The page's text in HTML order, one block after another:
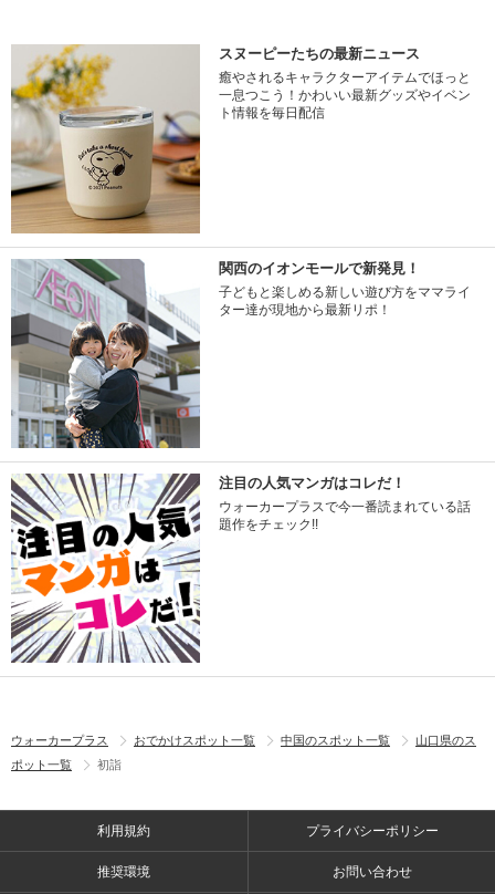
スヌーピーたちの最新ニュース
癒やされるキャラクターアイテムでほっと
一息つこう！かわいい最新グッズやイベン
ト情報を毎日配信
関西のイオンモールで新発見！
子どもと楽しめる新しい遊び方をママライ
ター達が現地から最新リポ！
注目の人気マンガはコレだ！
ウォーカープラスで今一番読まれている話
題作をチェック!!
ウォーカープラス おでかけスポット一覧 中国のスポット一覧
山口県のス
ポット一覧
初詣
利用規約 プライバシーポリシー
推奨環境 お問い合わせ